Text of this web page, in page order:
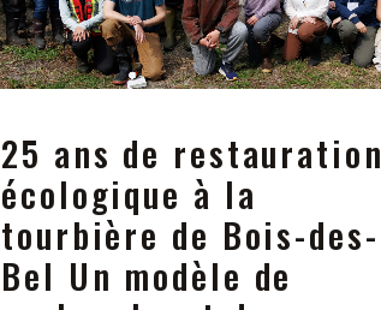
25 ans de restauration
écologique à la
tourbière de Bois-des-
Bel Un modèle de